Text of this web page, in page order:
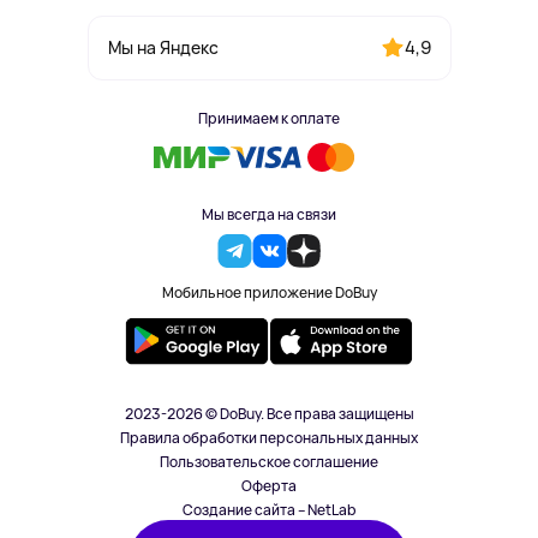
Мы на Яндекс 4,9
Принимаем к оплате
Мы всегда на связи
Мобильное приложение DoBuy
2023-2026 © DoBuy. Все права защищены
Правила обработки персональных данных
Пользовательское соглашение
Оферта
Создание сайта – NetLab